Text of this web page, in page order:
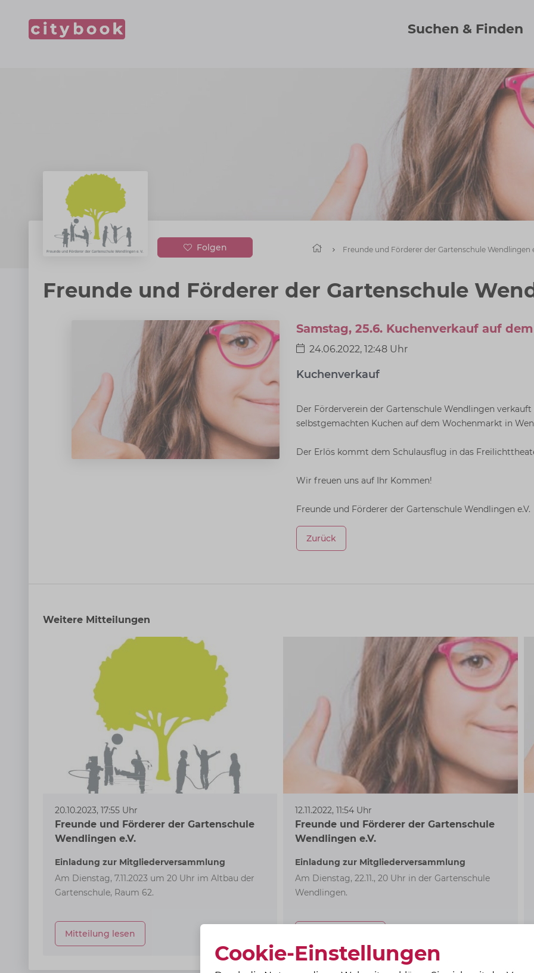
Suchen & Finden
Folgen StartFreunde und Förderer der Gartenschule Wendlingen
Freunde und Förderer der Gartenschule
Samstag, 25.6. Kuchenverkauf auf
24.06.2022, 12:48 Uhr
Kuchenverkauf
Der Förderverein der Gartenschule Wendlingen verkauft
selbstgemachten Kuchen auf dem Wochenmarkt in
Der Erlös kommt dem Schulausflug in das
Wir freuen uns auf Ihr Kommen!
Freunde und Förderer der Gartenschule Wendlingen e.V.
Zurück
Weitere Mitteilungen
20.10.2023, 17:55 Uhr
Freunde und Förderer der Gartenschule
Wendlingen e.V.
Einladung zur Mitgliederversammlung
Am Dienstag, 7.11.2023 um 20 Uhr im Altbau der
Gartenschule, Raum 62.
Mitteilung lesen
12.11.2022, 11:54 Uhr
Freunde und Förderer der Gartenschule
Wendlingen e.V.
Einladung zur Mitgliederversammlung
Am Dienstag, 22.11., 20 Uhr in der Gartenschule
Wendlingen.
Cookie-Einstellungen